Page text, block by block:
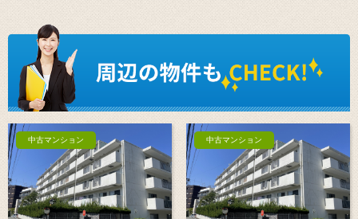
中古マンション 中古マンション